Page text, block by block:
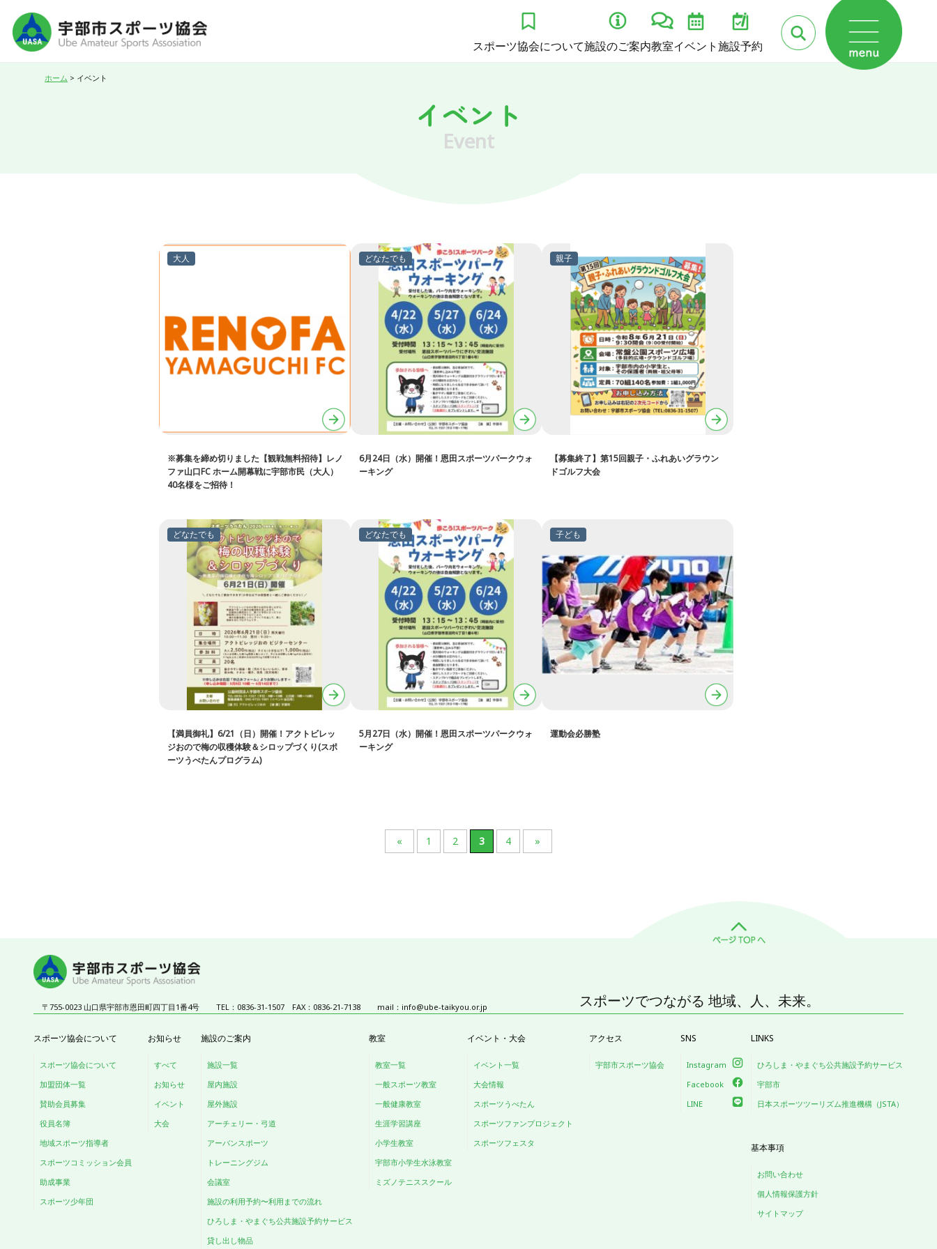
スポーツ協会について施設のご案内教室イベント施設予約
ホーム > イベント
イベント
Event
※募集を締め切りました【観戦無料招待】レノ
ファ山口FC ホーム開幕戦に宇部市民（大人）
40名様をご招待！
6月24日（水）開催！恩田スポーツパークウォ
ーキング
【募集終了】第15回親子・ふれあいグラウン
ドゴルフ大会
【満員御礼】6/21（日）開催！アクトビレッ
ジおので梅の収穫体験＆シロップづくり(スポ
ーツうべたんプログラム)
5月27日（水）開催！恩田スポーツパークウォ
ーキング
運動会必勝塾
« 1 2 3 4 »
〒755-0023 山口県宇部市恩田町四丁目1番4号 TEL：0836-31-1507 FAX：0836-21-7138 mail： info@ube-taikyou.or.jp スポーツでつながる 地域、人、未来。
スポーツ協会について
スポーツ協会について
加盟団体一覧
賛助会員募集
役員名簿
地域スポーツ指導者
スポーツコミッション会員
助成事業
スポーツ少年団
お知らせ
すべて
お知らせ
イベント
大会
施設のご案内
施設一覧
屋内施設
屋外施設
アーチェリー・弓道
アーバンスポーツ
トレーニングジム
会議室
施設の利用予約〜利用までの流れ
ひろしま・やまぐち公共施設予約サービス
貸し出し物品
教室
教室一覧
一般スポーツ教室
一般健康教室
生涯学習講座
小学生教室
宇部市小学生水泳教室
ミズノテニススクール
イベント・大会
イベント一覧
大会情報
スポーツうべたん
スポーツファンプロジェクト
スポーツフェスタ
アクセス
宇部市スポーツ協会
SNS
Instagram
Facebook
LINE
LINKS
ひろしま・やまぐち公共施設予約サービス
宇部市
日本スポーツツーリズム推進機構（JSTA）
基本事項
お問い合わせ
個人情報保護方針
サイトマップ